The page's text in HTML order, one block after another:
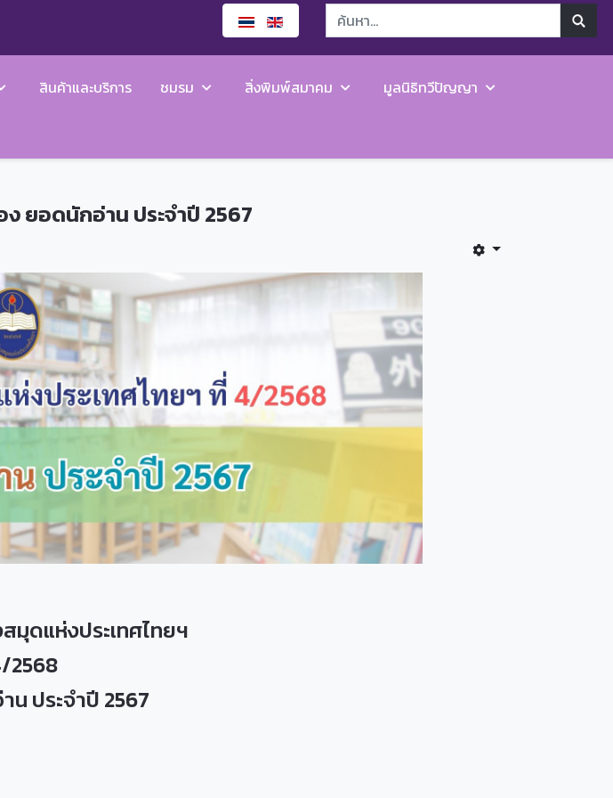
สินค้าและบริการ ชมรม สิ่งพิมพ์สมาคม
มูลนิธิทวีปัญญา
ยอดนักอ่าน ประจำปี 2567
มุดแห่งประเทศไทยฯ
2568
น ประจำปี 2567